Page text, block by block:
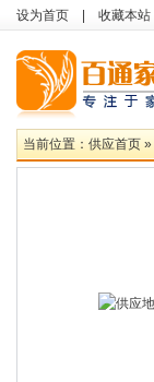
设为首页 收藏本站
当前位置： 供应首页 »